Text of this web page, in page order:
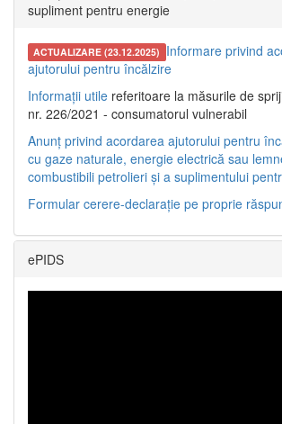
supliment pentru energie
ACTUALIZARE (23.12.2025) Informare privind
ajutorului pentru încălzire
Informații utile referitoare la măsurile de
nr. 226/2021 - consumatorul vulnerabil
Anunț privind acordarea ajutorului pentru
cu gaze naturale, energie electrică sau
combustibili petrolieri și a suplimentului
Formular cerere-declarație pe proprie
ePIDS